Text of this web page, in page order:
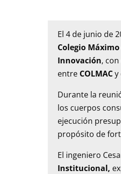
El 4 de junio de
Colegio
Innovación,
entre COLMACy
Durante la
los cuerpos
ejecución
propósito de
El ingeniero
Institucional,